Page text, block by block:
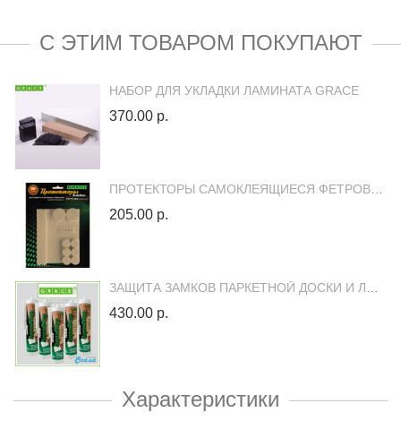
С ЭТИМ ТОВАРОМ ПОКУПАЮТ
НАБОР ДЛЯ УКЛАДКИ ЛАМИНАТА GRACE
370.00 р.
205.00 р.
430.00 р.
Характеристики